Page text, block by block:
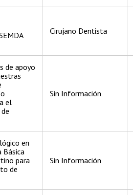
Cirujano Dentista
de apoyo
el
Sin Información
en
Básica
para
de
Sin Información